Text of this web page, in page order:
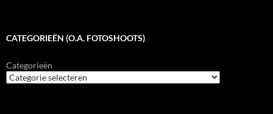
CATEGORIEËN (O.A. FOTOSHOOTS)
Categorieën